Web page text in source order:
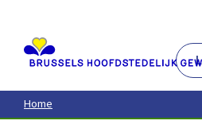
contenu
principal
Home